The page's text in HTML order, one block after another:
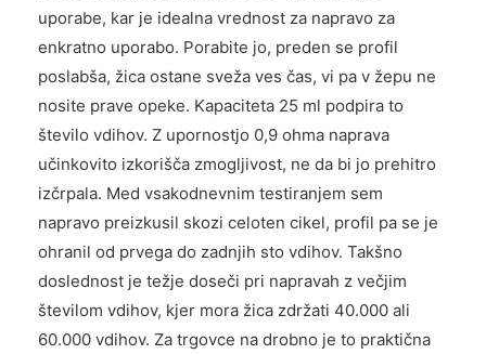
uporabe, kar je idealna vrednost za napravo za
enkratno uporabo. Porabite jo, preden se profil
poslabša, žica ostane sveža ves čas, vi pa v žepu ne
nosite prave opeke. Kapaciteta 25 ml podpira to
število vdihov. Z upornostjo 0,9 ohma naprava
učinkovito izkorišča zmogljivost, ne da bi jo prehitro
izčrpala. Med vsakodnevnim testiranjem sem
napravo preizkusil skozi celoten cikel, profil pa se je
ohranil od prvega do zadnjih sto vdihov. Takšno
doslednost je težje doseči pri napravah z večjim
številom vdihov, kjer mora žica zdržati 40.000 ali
60.000 vdihov. Za trgovce na drobno je to praktična